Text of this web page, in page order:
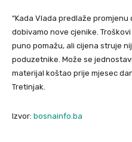
“Kada Vlada predlaže promjenu
dobivamo nove cjenike.
puno pomažu, ali cijena struje
poduzetnike. Može se
materijal koštao prije mjesec
Tretinjak.
Izvor: bosnainfo.ba